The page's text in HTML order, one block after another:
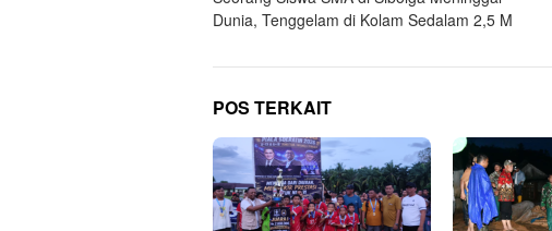
Dunia, Tenggelam di Kolam Sedalam 2,5 M
POS TERKAIT